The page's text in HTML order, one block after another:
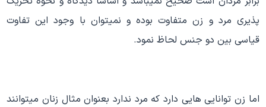
پذیری مرد و زن متفاوت بوده و نمیتوان با وجود این تفاوت
قیاسی بین دو جنس لحاظ نمود.
اما زن توانایی هایی دارد که مرد ندارد بعنوان مثال زنان میتوانند